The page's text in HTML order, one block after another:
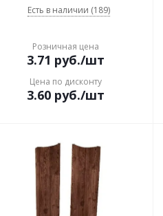
Есть в наличии (189)
Розничная цена
3.71 руб./шт
Цена по дисконту
3.60 руб./шт